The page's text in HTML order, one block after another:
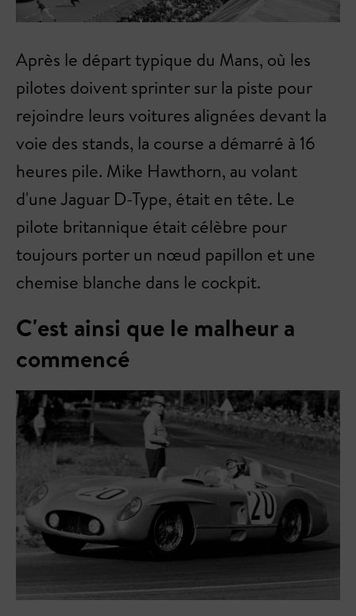
Après le départ typique du Mans, où les
pilotes doivent sprinter sur la piste pour
rejoindre leurs voitures alignées devant la
voie des stands, la course a démarré à 16
heures pile. Mike Hawthorn, au volant
d'une Jaguar D-Type, était en tête. Le
pilote britannique était célèbre pour
toujours porter un nœud papillon et une
chemise blanche dans le cockpit.
C'est ainsi que le malheur a
commencé